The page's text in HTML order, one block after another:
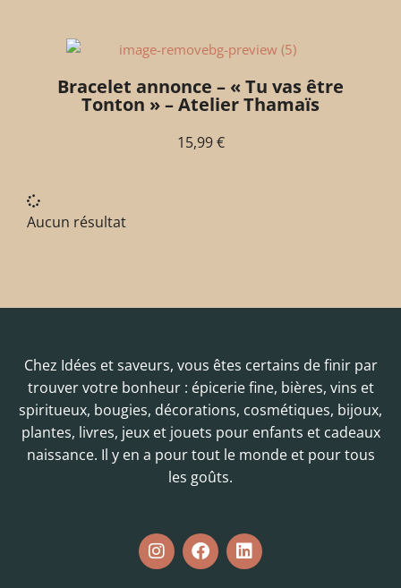
Bracelet annonce – « Tu vas être
Tonton » – Atelier Thamaïs
15,99€
Aucun résultat
Chez Idées et saveurs, vous êtes certains de finir par
trouver votre bonheur : épicerie fine, bières, vins et
spiritueux, bougies, décorations, cosmétiques, bijoux,
plantes, livres, jeux et jouets pour enfants et cadeaux
naissance. Il y en a pour tout le monde et pour tous
les goûts.